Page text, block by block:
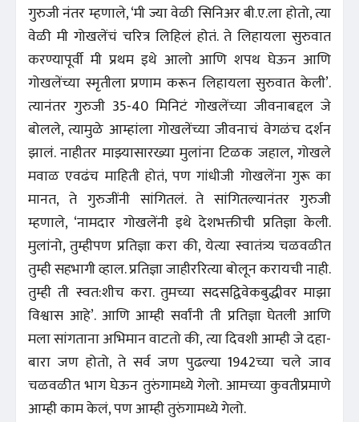
गुरुजी नंतर म्हणाले, ‘मी ज्या वेळी सिनिअर बी.ए.ला होतो, त्या
वेळी मी गोखलेंचं चरित्र लिहिलं होतं. ते लिहायला सुरुवात
करण्यापूर्वी मी प्रथम इथे आलो आणि शपथ घेऊन आणि
गोखलेंच्या स्मृतीला प्रणाम करून लिहायला सुरुवात केली’.
त्यानंतर गुरुजी 35-40 मिनिटं गोखलेंच्या जीवनाबद्दल जे
बोलले, त्यामुळे आम्हांला गोखलेंच्या जीवनाचं वेगळंच दर्शन
झालं. नाहीतर माझ्यासारख्या मुलांना टिळक जहाल, गोखले
मवाळ एवढंच माहिती होतं, पण गांधीजी गोखलेंना गुरू का
मानत, ते गुरुजींनी सांगितलं. ते सांगितल्यानंतर गुरुजी
म्हणाले, ‘नामदार गोखलेंनी इथे देशभक्तीची प्रतिज्ञा केली.
मुलांनो, तुम्हीपण प्रतिज्ञा करा की, येत्या स्वातंत्र्य चळवळीत
तुम्ही सहभागी व्हाल. प्रतिज्ञा जाहीररित्या बोलून करायची नाही.
तुम्ही ती स्वत:शीच करा. तुमच्या सदसद्विवेकबुद्धीवर माझा
विश्वास आहे’. आणि आम्ही सर्वांनी ती प्रतिज्ञा घेतली आणि
मला सांगताना अभिमान वाटतो की, त्या दिवशी आम्ही जे दहा-
बारा जण होतो, ते सर्व जण पुढल्या 1942च्या चले जाव
चळवळीत भाग घेऊन तुरुंगामध्ये गेलो. आमच्या कुवतीप्रमाणे
आम्ही काम केलं, पण आम्ही तुरुंगामध्ये गेलो.